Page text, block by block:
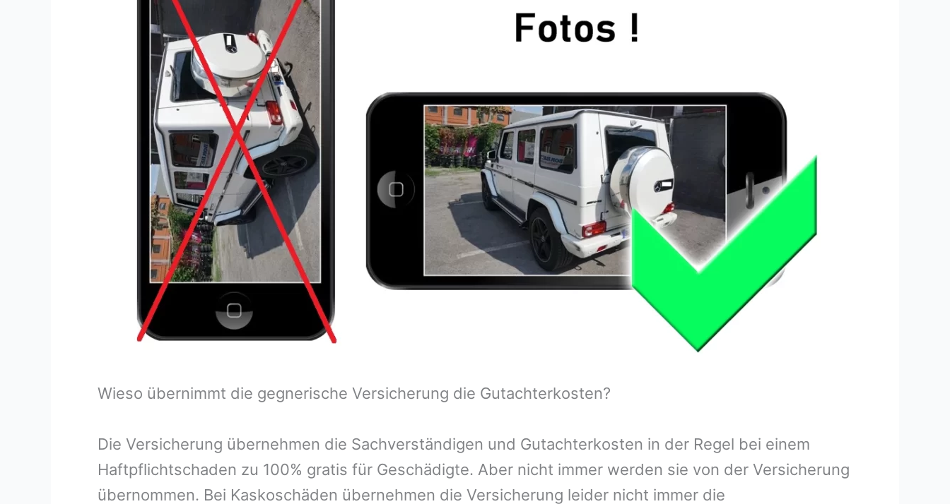
Wieso übernimmt die gegnerische Versicherung die Gutachterkosten?
Die Versicherung übernehmen die Sachverständigen und Gutachterkosten in der Regel bei einem
Haftpflichtschaden zu 100% gratis für Geschädigte. Aber nicht immer werden sie von der Versicherung
übernommen. Bei Kaskoschäden übernehmen die Versicherung leider nicht immer die